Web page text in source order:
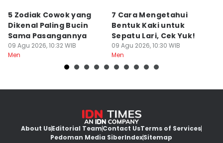
5 Zodiak Cowok yang
Dikenal Paling Bucin
Sama Pasangannya
09 Agu 2026, 10:32 WIB
Men
7 Cara Mengetahui
Bentuk Kaki untuk
Sepatu Lari, Cek Yuk!
09 Agu 2026, 10:30 WIB
Men
About UsEditorial TeamContact UsTerms of Services
Pedoman Media SiberIndexSitemap